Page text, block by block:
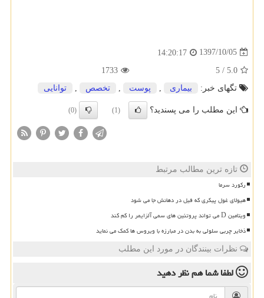
1397/10/05
14:20:17
5.0
/
5
1733
تگهای خبر:
بیماری پوست تخصص توانایی
این مطلب را می پسندید؟ (1)
(0)
تازه ترین مطالب مرتبط
رکورد سرما
هیولای غول پیکری که فیل در دهانش جا می شود
ویتامین D می تواند پروتئین های سمی آلزایمر را کم کند
ذخایر چربی سلولی به بدن در مبارزه با ویروس ها کمک می نماید
نظرات بینندگان در مورد این مطلب
لطفا شما همنظر دهید